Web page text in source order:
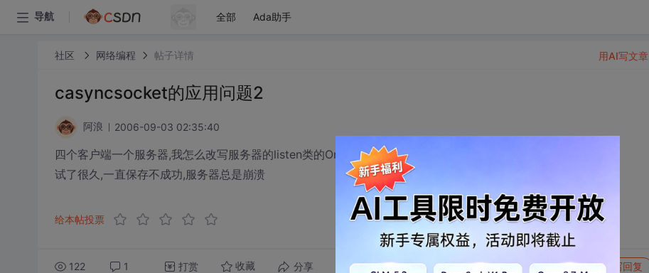
导航 全部 Ada助手
社区 网络编程 帖子详情
casyncsocket的应用问题2
阿浪 2006-09-03 02:35:40
四个客户端一个服务器,我怎么改写服务器的listen类的OnAccept函数,才能让把四个客户端的SOCKET保存起来?
试了很久,一直保存不成功,服务器总是崩溃
给本帖投票
122 1 打赏 收藏 分享 转发到动态 举报 写回复
用AI写文章